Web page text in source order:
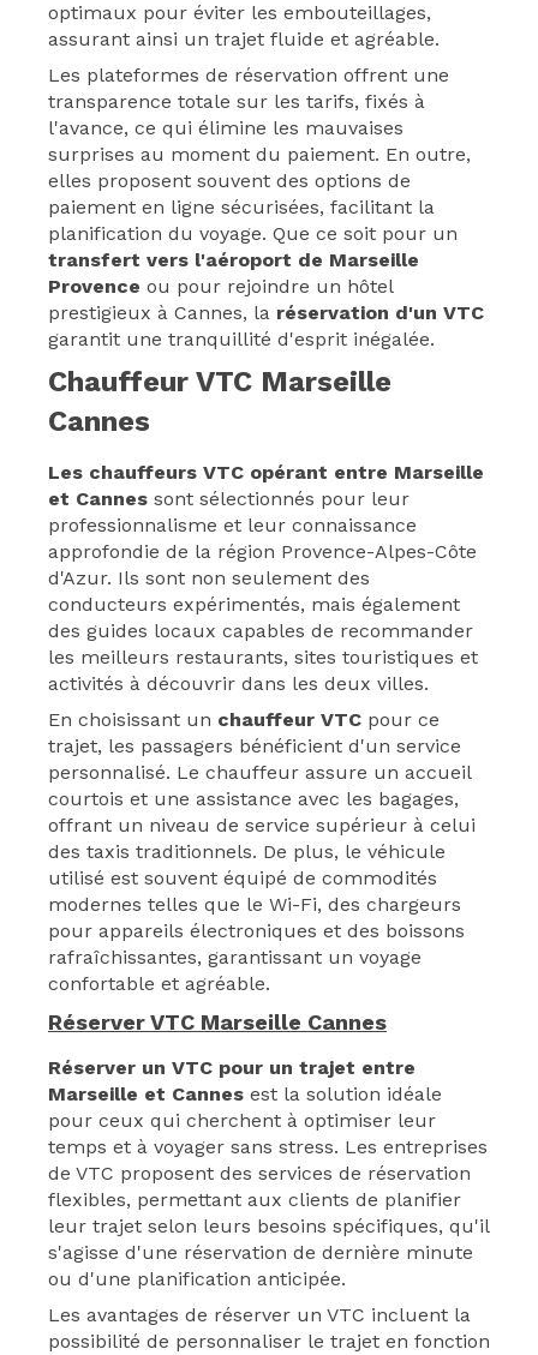
optimaux pour éviter les embouteillages,
assurant ainsi un trajet fluide et agréable.
Les plateformes de réservation offrent une
transparence totale sur les tarifs, fixés à
l'avance, ce qui élimine les mauvaises
surprises au moment du paiement. En outre,
elles proposent souvent des options de
paiement en ligne sécurisées, facilitant la
planification du voyage. Que ce soit pour un
transfert vers l'aéroport de Marseille
Provence ou pour rejoindre un hôtel
prestigieux à Cannes, la réservation d'un VTC
garantit une tranquillité d'esprit inégalée.
Chauffeur VTC Marseille
Cannes
Les chauffeurs VTC opérant entre Marseille
et Cannes sont sélectionnés pour leur
professionnalisme et leur connaissance
approfondie de la région Provence-Alpes-Côte
d'Azur. Ils sont non seulement des
conducteurs expérimentés, mais également
des guides locaux capables de recommander
les meilleurs restaurants, sites touristiques et
activités à découvrir dans les deux villes.
En choisissant un chauffeur VTC pour ce
trajet, les passagers bénéficient d'un service
personnalisé. Le chauffeur assure un accueil
courtois et une assistance avec les bagages,
offrant un niveau de service supérieur à celui
des taxis traditionnels. De plus, le véhicule
utilisé est souvent équipé de commodités
modernes telles que le Wi-Fi, des chargeurs
pour appareils électroniques et des boissons
rafraîchissantes, garantissant un voyage
confortable et agréable.
Réserver VTC Marseille Cannes
Réserver un VTC pour un trajet entre
Marseille et Cannes est la solution idéale
pour ceux qui cherchent à optimiser leur
temps et à voyager sans stress. Les entreprises
de VTC proposent des services de réservation
flexibles, permettant aux clients de planifier
leur trajet selon leurs besoins spécifiques, qu'il
s'agisse d'une réservation de dernière minute
ou d'une planification anticipée.
Les avantages de réserver un VTC incluent la
possibilité de personnaliser le trajet en fonction